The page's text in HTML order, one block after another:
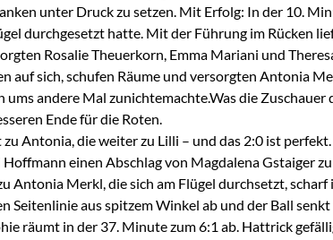
unter Druck zu setzen. Mit Erfolg: In der 10.
durchgesetzt hatte. Mit der Führung im Rücken
Rosalie Theuerkorn, Emma Mariani und
sich, schufen Räume und versorgten Antonia
andere Mal zunichtemachte.Was die
Ende für die Roten.
Antonia, die weiter zu Lilli – und das 2:0 ist
einen Abschlag von Magdalena Gstaiger
Antonia Merkl, die sich am Flügel durchsetzt,
aus spitzem Winkel ab und der Ball
räumt in der 37. Minute zum 6:1 ab. Hattrick